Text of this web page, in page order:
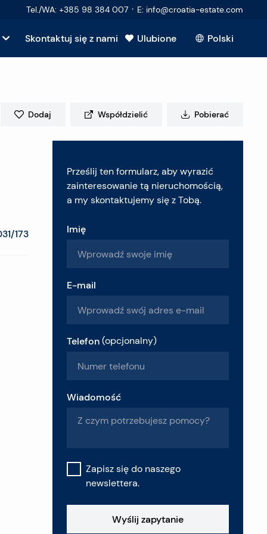
Tel./WA: +385 98 384 007 · E: info@croatia-estate.com
pytania
Skontaktuj się z nami Ulubione Polski
Pokaż wszystkie
173
Dodaj Współdzielić Pobierać
Prześlij ten formularz, aby wyrazić
zainteresowanie tą nieruchomością,
a my skontaktujemy się z Tobą.
Imię
E-mail
Telefon (opcjonalny)
Wiadomość
Zapisz się do naszego
newslettera.
Wyślij zapytanie